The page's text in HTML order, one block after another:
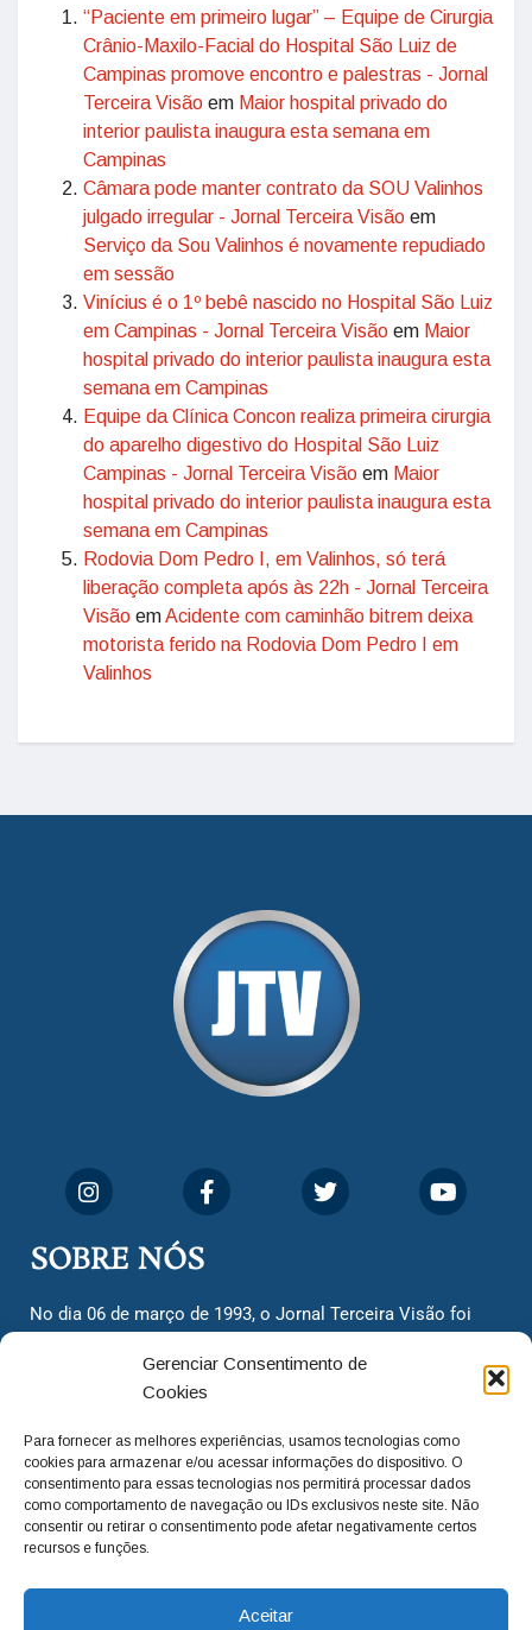
Gerenciar Consentimento de
Cookies
Para fornecer as melhores experiências, usamos tecnologias como
cookies para armazenar e/ou acessar informações do dispositivo. O
consentimento para essas tecnologias nos permitirá processar dados
como comportamento de navegação ou IDs exclusivos neste site. Não
consentir ou retirar o consentimento pode afetar negativamente certos
recursos e funções.
Aceitar
“Paciente em primeiro lugar” – Equipe de Cirurgia
Crânio-Maxilo-Facial do Hospital São Luiz de
Campinas promove encontro e palestras - Jornal
Terceira Visão em Maior hospital privado do
interior paulista inaugura esta semana em
Campinas
Câmara pode manter contrato da SOU Valinhos
julgado irregular - Jornal Terceira Visão em
Serviço da Sou Valinhos é novamente repudiado
em sessão
Vinícius é o 1º bebê nascido no Hospital São Luiz
em Campinas - Jornal Terceira Visão em Maior
hospital privado do interior paulista inaugura esta
semana em Campinas
Equipe da Clínica Concon realiza primeira cirurgia
do aparelho digestivo do Hospital São Luiz
Campinas - Jornal Terceira Visão em Maior
hospital privado do interior paulista inaugura esta
semana em Campinas
Rodovia Dom Pedro I, em Valinhos, só terá
liberação completa após às 22h - Jornal Terceira
Visão emAcidente com caminhão bitrem deixa
motorista ferido na Rodovia Dom Pedro I em
Valinhos
SOBRE NÓS
No dia 06 de março de 1993, o Jornal Terceira Visão foi
cidadãos valinhenses, já que naquela época só existiam
dois jornais. Há mais de 30 anos, o jornal continua
com o foco de trazer as melhores notícias. Nunca
deixamos de lado as necessidades do cidadão, sempre
questionando os órgãos públicos em busca de melhorias
para a cidade e sempre cobrando resoluções para casos